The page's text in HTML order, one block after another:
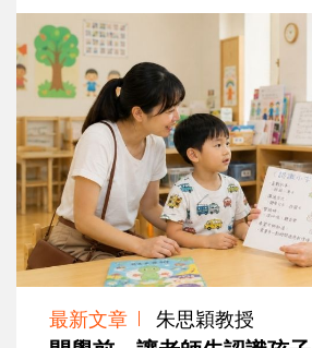
最新文章 朱思穎教授